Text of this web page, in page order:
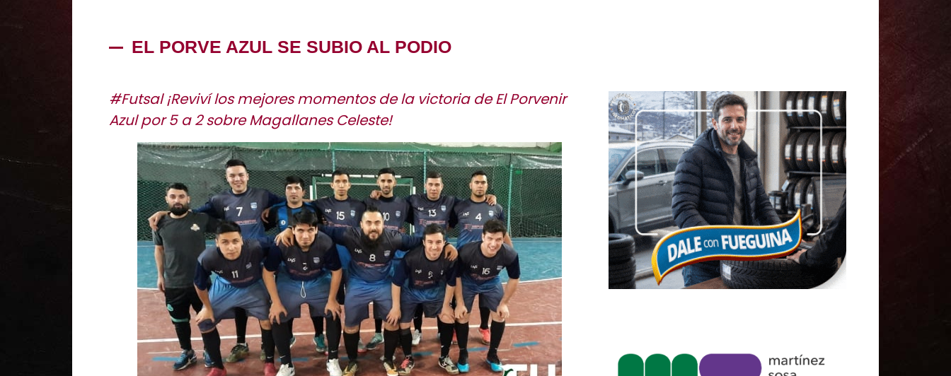
EL PORVE AZUL SE SUBIO AL PODIO
#Futsal ¡Reviví los mejores momentos de la victoria de El Porvenir
Azul por 5 a 2 sobre Magallanes Celeste!